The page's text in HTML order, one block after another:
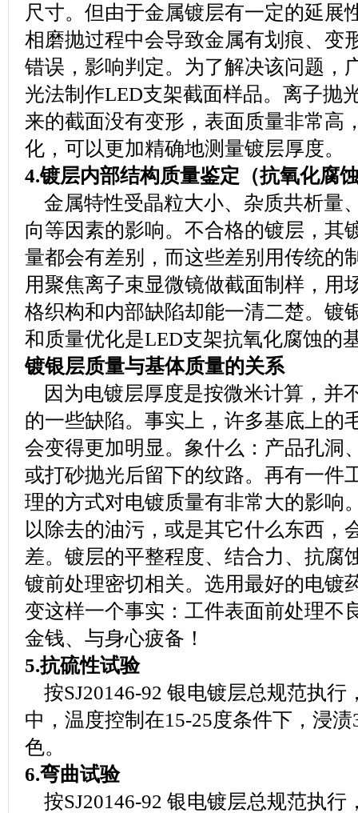
尺寸。但由于金属镀层有一定的延展
相磨抛过程中会导致金属有划痕、变
错误，影响判定。为了解决该问题，
光法制作LED支架截面样品。离子抛
来的截面没有变形，表面质量非常高
化，可以更加精确地测量镀层厚度
4.镀层内部结构质量鉴定（抗氧化腐
金属特性受晶粒大小、杂质共析量
向等因素的影响。不合格的镀层，其
量都会有差别，而这些差别用传统的
用聚焦离子束显微镜做截面制样，用
格织构和内部缺陷却能一清二楚。镀
和质量优化是LED支架抗氧化腐蚀的
镀银层质量与基体质量的关系
因为电镀层厚度是按微米计算，并
的一些缺陷。事实上，许多基底上的
会变得更加明显。象什么：产品孔洞
或打砂抛光后留下的纹路。再有一件
理的方式对电镀质量有非常大的影响
以除去的油污，或是其它什么东西，
差。镀层的平整程度、结合力、抗腐
镀前处理密切相关。选用最好的电镀
变这样一个事实：工件表面前处理不
金钱、与身心疲备！
5.抗硫性试验
按SJ20146-92 银电镀层总规范执行
中，温度控制在15-25度条件下，浸
色。
6.弯曲试验
按SJ20146-92 银电镀层总规范执行